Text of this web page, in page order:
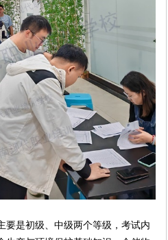
要是初级、中级两个等级，考试内